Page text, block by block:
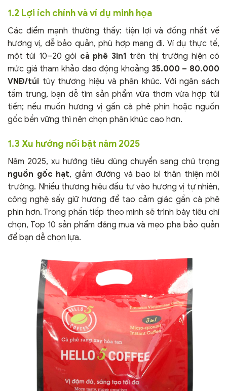
1.2 Lợi ích chính và ví dụ minh họa
Các điểm mạnh thường thấy: tiện lợi và đồng nhất về
hương vị, dễ bảo quản, phù hợp mang đi. Ví dụ thực tế,
một túi 10–20 gói cà phê 3in1 trên thị trường hiện có
mức giá tham khảo dao động khoảng 35.000 – 80.000
VNĐ/túi tùy thương hiệu và phân khúc. Với ngân sách
tầm trung, bạn dễ tìm sản phẩm vừa thơm vừa hợp túi
tiền; nếu muốn hương vị gần cà phê phin hoặc nguồn
gốc bền vững thì nên chọn phân khúc cao hơn.
1.3 Xu hướng nổi bật năm 2025
Năm 2025, xu hướng tiêu dùng chuyển sang chú trọng
nguồn gốc hạt, giảm đường và bao bì thân thiện môi
trường. Nhiều thương hiệu đầu tư vào hương vị tự nhiên,
công nghệ sấy giữ hương để tạo cảm giác gần cà phê
phin hơn. Trong phần tiếp theo mình sẽ trình bày tiêu chí
chọn, Top 10 sản phẩm đáng mua và mẹo pha bảo quản
để bạn dễ chọn lựa.